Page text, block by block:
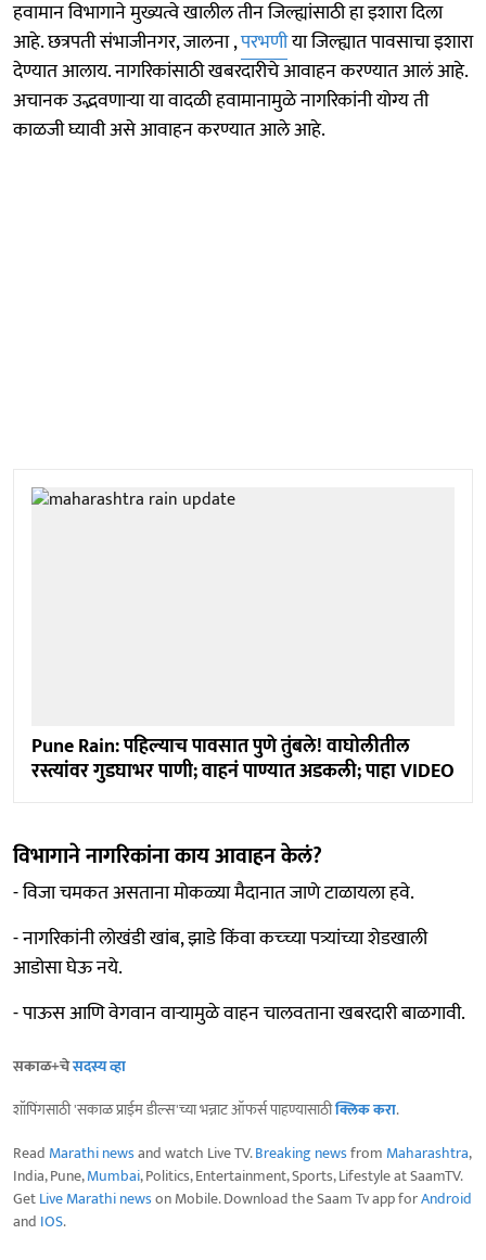
हवामान विभागाने मुख्यत्वे खालील तीन जिल्ह्यांसाठी हा इशारा दिला
आहे. छत्रपती संभाजीनगर, जालना ,परभणीया जिल्ह्यात पावसाचा इशारा
देण्यात आलाय. नागरिकांसाठी खबरदारीचे आवाहन करण्यात आलं आहे.
अचानक उद्भवणाऱ्या या वादळी हवामानामुळे नागरिकांनी योग्य ती
काळजी घ्यावी असे आवाहन करण्यात आले आहे.
Pune Rain: पहिल्याच पावसात पुणे तुंबले! वाघोलीतील
रस्त्यांवर गुडघाभर पाणी; वाहनं पाण्यात अडकली; पाहा VIDEO
विभागाने नागरिकांना काय आवाहन केलं?
- विजा चमकत असताना मोकळ्या मैदानात जाणे टाळायला हवे.
- नागरिकांनी लोखंडी खांब, झाडे किंवा कच्च्या पत्र्यांच्या शेडखाली
आडोसा घेऊ नये.
- पाऊस आणि वेगवान वाऱ्यामुळे वाहन चालवताना खबरदारी बाळगावी.
सकाळ+चेसदस्य व्हा
शॉपिंगसाठी 'सकाळ प्राईम डील्स'च्या भन्नाट ऑफर्स पाहण्यासाठीक्लिक करा.
Read Marathi newsand watch Live TV.Breaking newsfrom Maharashtra,
India, Pune,Mumbai, Politics, Entertainment, Sports, Lifestyle at SaamTV.
GetLive Marathi newson Mobile. Download the Saam Tv app forAndroid
and IOS.